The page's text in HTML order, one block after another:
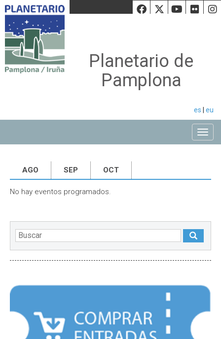
Facebook
Twiiter
Planetario de
Pamplona
es eu
AGO SEP OCT
No hay eventos programados.